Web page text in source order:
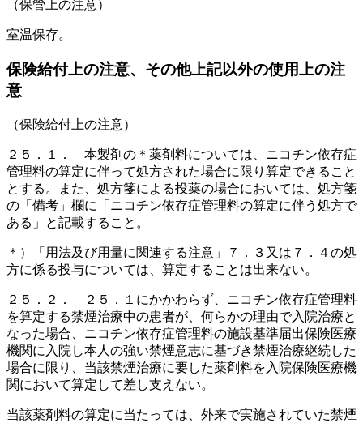
（保管上の注意）
室温保存。
保険給付上の注意、その他上記以外の使用上の注
意
（保険給付上の注意）
２５．１． 本製剤の＊薬剤料については、ニコチン依存症
管理料の算定に伴って処方された場合に限り算定できること
とする。また、処方箋による投薬の場合においては、処方箋
の「備考」欄に「ニコチン依存症管理料の算定に伴う処方で
ある」と記載すること。
＊）「用法及び用量に関連する注意」７．３又は７．４の処
方に係る投与については、算定することは出来ない。
２５．２． ２５．１にかかわらず、ニコチン依存症管理料
を算定する禁煙治療中の患者が、何らかの理由で入院治療と
なった場合、ニコチン依存症管理料の施設基準届出保険医療
機関に入院し本人の強い禁煙意志に基づき禁煙治療継続した
場合に限り、当該禁煙治療に要した薬剤料を入院保険医療機
関において算定して差し支えない。
当該薬剤料の算定に当たっては、外来で実施されていた禁煙